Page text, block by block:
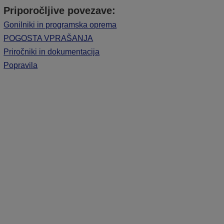
Priporočljive povezave:
Gonilniki in programska oprema
POGOSTA VPRAŠANJA
Priročniki in dokumentacija
Popravila